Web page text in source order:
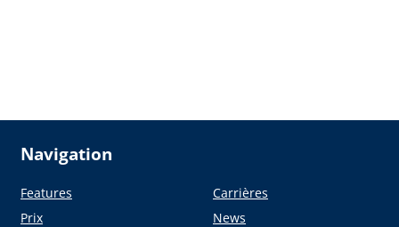
Navigation
Features
Prix
Carrières
News